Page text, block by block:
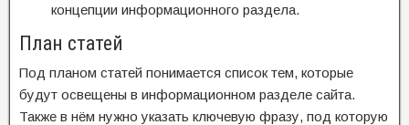
концепции информационного раздела.
План статей
Под планом статей понимается список тем, которые
будут освещены в информационном разделе сайта.
Также в нём нужно указать ключевую фразу, под которую